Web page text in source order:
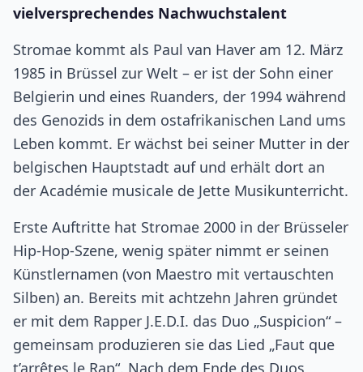
vielversprechendes Nachwuchstalent
Stromae kommt als Paul van Haver am 12. März
1985 in Brüssel zur Welt – er ist der Sohn einer
Belgierin und eines Ruanders, der 1994 während
des Genozids in dem ostafrikanischen Land ums
Leben kommt. Er wächst bei seiner Mutter in der
belgischen Hauptstadt auf und erhält dort an
der Académie musicale de Jette Musikunterricht.
Erste Auftritte hat Stromae 2000 in der Brüsseler
Hip-Hop-Szene, wenig später nimmt er seinen
Künstlernamen (von Maestro mit vertauschten
Silben) an. Bereits mit achtzehn Jahren gründet
er mit dem Rapper J.E.D.I. das Duo „Suspicion“ –
gemeinsam produzieren sie das Lied „Faut que
t’arrêtes le Rap“. Nach dem Ende des Duos